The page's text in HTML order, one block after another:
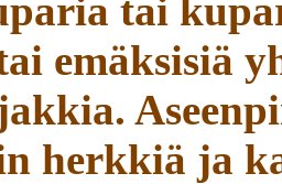
tai
emäksisiä
herkkiä ja